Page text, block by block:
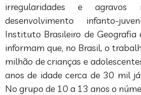
irregularidades e
desenvolvimento infanto-
Instituto Brasileiro de Geografia
informam que, no Brasil, o
milhão de crianças e
anos de idade cerca de 30 mil
No grupo de 10 a 13 anos o